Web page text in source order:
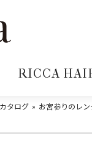
RICCA
タログ お宮参りのレ